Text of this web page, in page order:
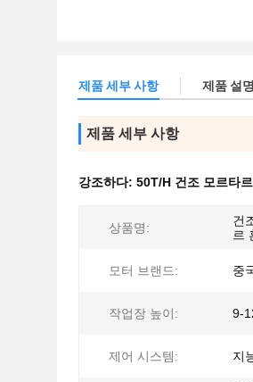
제품 세부 사항 제품 설명
제품 세부 사항
강조하다: 50T/H 건조 모르타
상품명:
건
르
모터 브랜드: 중
작업장 높이: 9-
제어 시스템: 지